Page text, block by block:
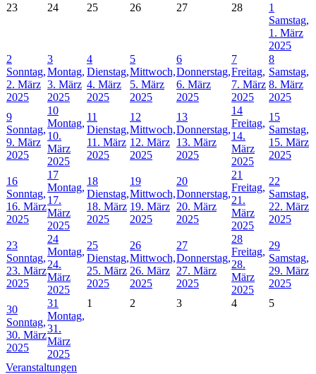
23
24 25 26 27 28
1
Samstag,
1. März
2025
2
Sonntag,
2. März
2025
3
Montag,
3. März
2025
4
Dienstag,
4. März
2025
5
Mittwoch,
5. März
2025
6
Donnerstag,
6. März
2025
7
Freitag,
7. März
2025
8
Samstag,
8. März
2025
9
Sonntag,
9. März
2025
10
Montag,
10.
März
2025
11
Dienstag,
11. März
2025
12
Mittwoch,
12. März
2025
13
Donnerstag,
13. März
2025
14
Freitag,
14.
März
2025
15
Samstag,
15. März
2025
16
Sonntag,
16. März
2025
17
Montag,
17.
März
2025
18
Dienstag,
18. März
2025
19
Mittwoch,
19. März
2025
20
Donnerstag,
20. März
2025
21
Freitag,
21.
März
2025
22
Samstag,
22. März
2025
23
Sonntag,
23. März
2025
24
Montag,
24.
März
2025
25
Dienstag,
25. März
2025
26
Mittwoch,
26. März
2025
27
Donnerstag,
27. März
2025
28
Freitag,
28.
März
2025
29
Samstag,
29. März
2025
30
Sonntag,
30. März
2025
31
Montag,
31.
März
2025
1 2 3 4 5
Veranstaltungen